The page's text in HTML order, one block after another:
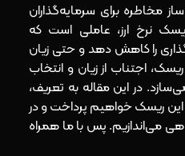
مخاطره برای سرمایه‌گذاران
نرخ ارز، عاملی است که
را کاهش دهد و حتی زیان
اجتناب از زیان و انتخاب
در این مقاله به تعریف،
ریسک خواهیم پرداخت و در
می‌اندازیم. پس با ما همراه